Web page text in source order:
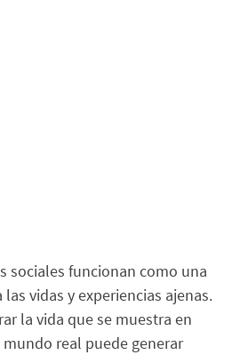
sociales funcionan como una
vidas y experiencias ajenas.
la vida que se muestra en
real puede generar